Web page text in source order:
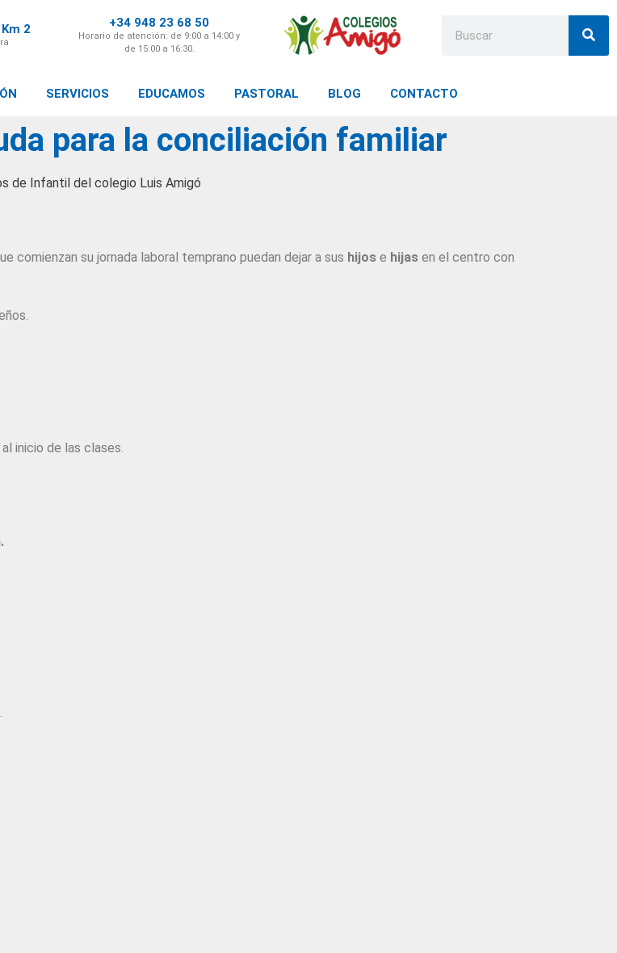
2 +34 948 23 68 50
Horario de atención: de 9:00 a 14:00 y
de 15:00 a 16:30.
SERVICIOS EDUCAMOS PASTORAL BLOG CONTACTO
para la conciliación familiar
comienzan su jornada laboral temprano puedan dejar a sus hijos e hijas en el centro con
inicio de las clases.